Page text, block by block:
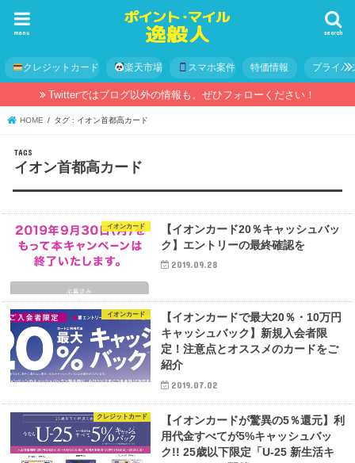
search
menu
クレジットカード 楽天市場 スマホ案件 特価情報 プライバ
Twitterではブログ以外の情報も。ぜひフォローください！
HOME タグ : イオン首都高カード
イオン首都高カード
イオンカード
【イオンカード20％キャッシュバッ
ク】エントリーの最終確認を
2019.09.28
イオンカード
【イオンカードで最大20％・10万円
キャッシュバック】新規入会者限
定！注意点とオススメのカードをご
紹介
2019.07.02
クレジットカード
【イオンカードが驚異の5％還元】利
用代金すべてが5%キャッシュバッ
ク!! 25歳以下限定「U-25 新生活キ